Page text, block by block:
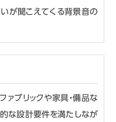
いが聞こえてくる背景音の
ァブリックや家具・備品な
的な設計要件を満たしなが